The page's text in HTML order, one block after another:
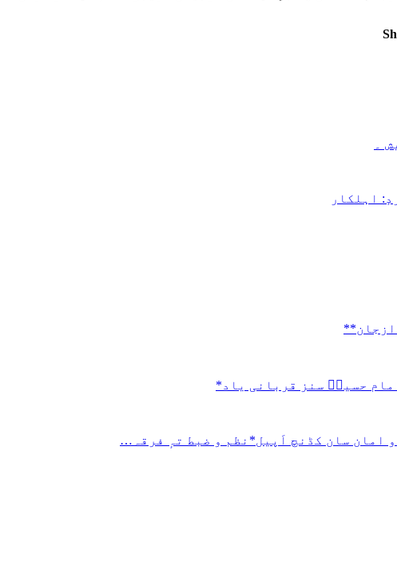
۔
اہلکار
حسینؑ سنز قربانی یاد*
امان سان کڈنچ اَپیل*نظم و ضبط تہٕ فرقہ…